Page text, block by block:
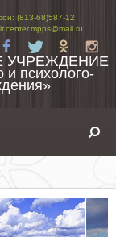
(813-68)587-12
Tw
УЧРЕЖДЕНИЕ
и психолого-